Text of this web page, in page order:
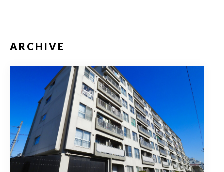
ARCHIVE